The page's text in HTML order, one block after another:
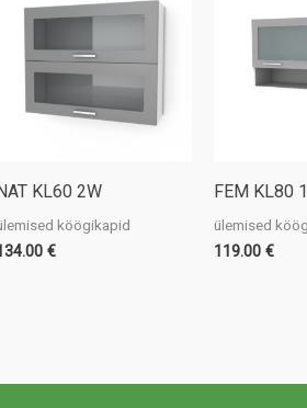
KL60 2W
köögikapid
€
FEM KL80
ülemised
119.00€